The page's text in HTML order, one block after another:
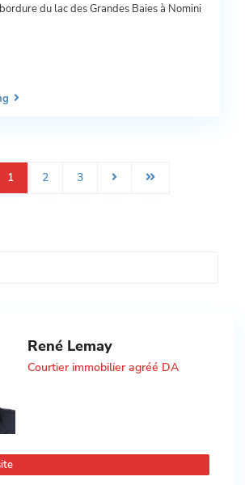
du lac des Grandes Baies à Nomini
1 2 3
René Lemay
Courtier immobilier agréé DA